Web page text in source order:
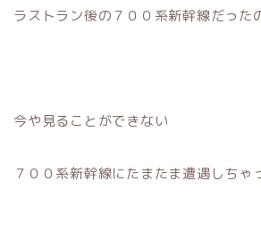
ラストラン後の７００系新幹線だった
今や見ることができない
７００系新幹線にたまたま遭遇しち